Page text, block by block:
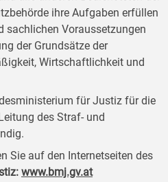
ihre Aufgaben erfüllen
sachlichen Voraussetzungen
der Grundsätze der
Wirtschaftlichkeit und
für Justiz für die
des Straf- und
Sie auf den Internetseiten des
www.bmj.gv.at